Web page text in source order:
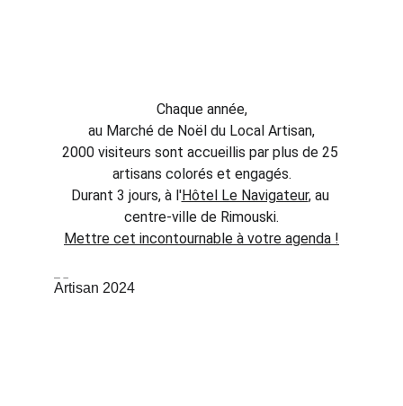
Chaque année,
au Marché de Noël du Local Artisan,
2000 visiteurs sont accueillis par plus de 25
artisans colorés et engagés.
Durant 3 jours, à l'Hôtel Le Navigateur, au
centre-ville de Rimouski.
Mettre cet incontournable à votre agenda !